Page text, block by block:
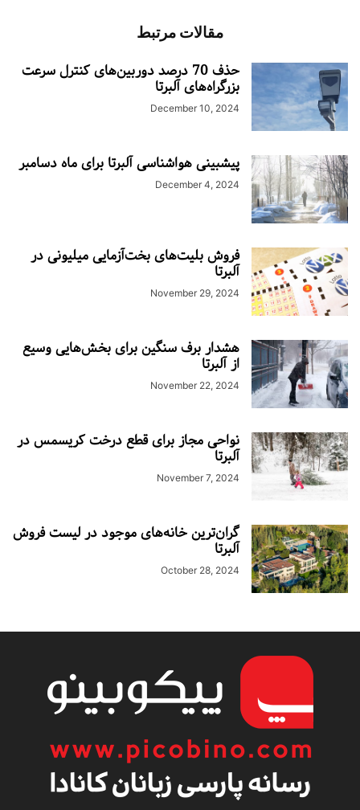
مقالات مرتبط
حذف 70 درصد دوربین‌های کنترل سرعت
بزرگراه‌های آلبرتا
December 10, 2024
پیشبینی هواشناسی آلبرتا برای ماه دسامبر
December 4, 2024
فروش بلیت‌های بخت‌آزمایی میلیونی در
آلبرتا
November 29, 2024
هشدار برف سنگین برای بخش‌هایی وسیع
از آلبرتا
November 22, 2024
نواحی مجاز برای قطع درخت کریسمس در
آلبرتا
November 7, 2024
گران‌ترین خانه‌های موجود در لیست فروش
آلبرتا
October 28, 2024